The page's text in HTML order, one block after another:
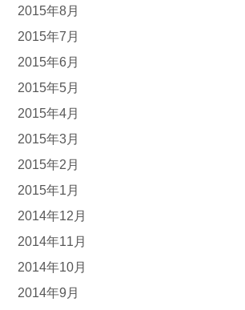
2015年8月
2015年7月
2015年6月
2015年5月
2015年4月
2015年3月
2015年2月
2015年1月
2014年12月
2014年11月
2014年10月
2014年9月